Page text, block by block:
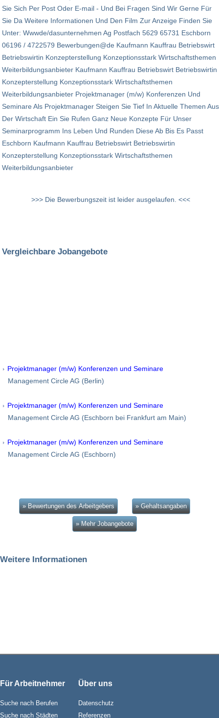
Sie Sich Per Post Oder E-mail - Und Bei Fragen Sind Wir Gerne Für
Sie Da Weitere Informa­tionen Und Den Film Zur Anzeige Finden Sie
Unter: Wwwde/dasunternehmen Ag Postfach 5629 65731 Eschborn
06196 / 4722579 Bewerbungen@de Kaufmann Kauffrau Betriebswirt
Betriebswirtin Konzepterstellung Konzeptionsstark Wirtschaftsthemen
Weiterbildungsanbieter Kaufmann Kauffrau Betriebswirt Betriebswirtin
Konzepterstellung Konzeptionsstark Wirtschaftsthemen
Weiterbildungsanbieter Projektmanager (m/w) Konferenzen Und
Seminare Als Projektmanager Steigen Sie Tief In Aktuelle Themen Aus
Der Wirtschaft Ein Sie Rufen Ganz Neue Konzepte Für Unser
Seminarprogramm Ins Leben Und Runden Diese Ab Bis Es Passt
Eschborn Kaufmann Kauffrau Betriebswirt Betriebswirtin
Konzepterstellung Konzeptionsstark Wirtschaftsthemen
Weiterbildungsanbieter
>>> Die Bewerbungszeit ist leider ausgelaufen. <<<
Vergleichbare Jobangebote
Projektmanager (m/w) Konferenzen und Seminare
Management Circle AG (Berlin)
Projektmanager (m/w) Konferenzen und Seminare
Management Circle AG (Eschborn bei Frankfurt am Main)
Projektmanager (m/w) Konferenzen und Seminare
Management Circle AG (Eschborn)
» Bewertungen des Arbeitgebers » Gehaltsangaben
» Mehr Jobangebote
Weitere Informationen
Für Arbeitnehmer
Suche nach Berufen
Suche nach Städten
Über uns
Datenschutz
Referenzen